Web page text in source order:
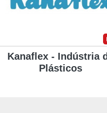
HMZ Consultoria de
Negócios